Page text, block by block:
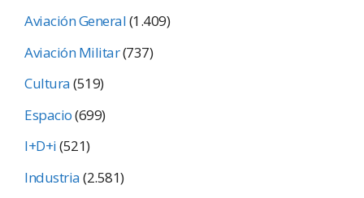
Aviación General(1.409)
Aviación Militar(737)
Cultura(519)
Espacio(699)
I+D+i(521)
Industria(2.581)